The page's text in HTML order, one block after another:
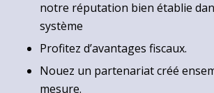
notre réputation bien établie
système
Profitez d’avantages fiscaux.
Nouez un partenariat créé
mesure.